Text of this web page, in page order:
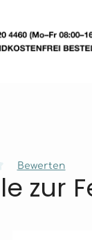
Bewertung
Bewerten
zur